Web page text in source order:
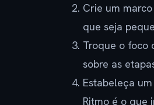
Crie um
que seja
Troque o foco
sobre as
Estabeleça
Ritmo é o que